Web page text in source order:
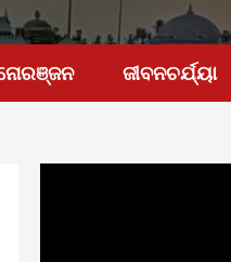
ଜୀବନଚର୍ଯ୍ୟା